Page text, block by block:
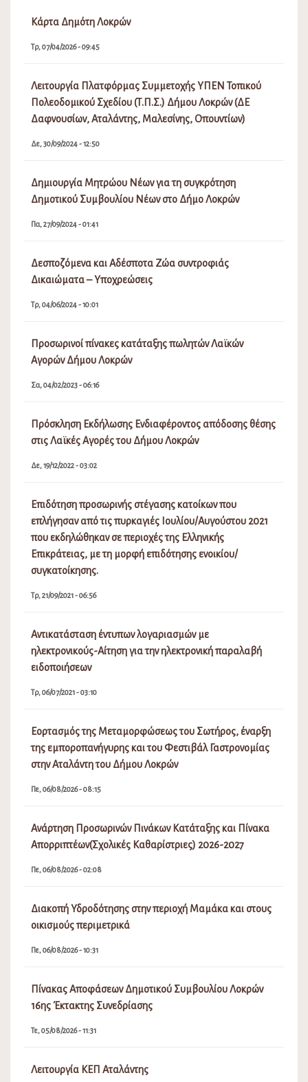
Κάρτα Δημότη Λοκρών
Τρ, 07/04/2026 - 09:45
Λειτουργία Πλατφόρμας Συμμετοχής ΥΠΕΝ Τοπικού
Πολεοδομικού Σχεδίου (Τ.Π.Σ.) Δήμου Λοκρών (ΔΕ
Δαφνουσίων, Αταλάντης, Μαλεσίνης, Οπουντίων)
Δε, 30/09/2024 - 12:50
Δημιουργία Μητρώου Νέων για τη συγκρότηση
Δημοτικού Συμβουλίου Νέων στο Δήμο Λοκρών
Πα, 27/09/2024 - 01:41
Δεσποζόμενα και Αδέσποτα Ζώα συντροφιάς
Δικαιώματα – Υποχρεώσεις
Τρ, 04/06/2024 - 10:01
Προσωρινοί πίνακες κατάταξης πωλητών Λαϊκών
Αγορών Δήμου Λοκρών
Σα, 04/02/2023 - 06:16
Πρόσκληση Εκδήλωσης Ενδιαφέροντος απόδοσης θέσης
στις Λαϊκές Αγορές του Δήμου Λοκρών
Δε, 19/12/2022 - 03:02
Επιδότηση προσωρινής στέγασης κατοίκων που
επλήγησαν από τις πυρκαγιές Ιουλίου/Αυγούστου 2021
που εκδηλώθηκαν σε περιοχές της Ελληνικής
Επικράτειας, με τη μορφή επιδότησης ενοικίου/
συγκατοίκησης.
Τρ, 21/09/2021 - 06:56
Αντικατάσταση έντυπων λογαριασμών με
ηλεκτρονικούς-Αίτηση για την ηλεκτρονική παραλαβή
ειδοποιήσεων
Τρ, 06/07/2021 - 03:10
Εορτασμός της Μεταμορφώσεως του Σωτήρος, έναρξη
της εμποροπανήγυρης και του Φεστιβάλ Γαστρονομίας
στην Αταλάντη του Δήμου Λοκρών
Πε, 06/08/2026 - 08:15
Ανάρτηση Προσωρινών Πινάκων Κατάταξης και Πίνακα
Απορριπτέων(Σχολικές Καθαρίστριες) 2026-2027
Πε, 06/08/2026 - 02:08
Διακοπή Υδροδότησης στην περιοχή Μαμάκα και στους
οικισμούς περιμετρικά
Πε, 06/08/2026 - 10:31
Πίνακας Αποφάσεων Δημοτικού Συμβουλίου Λοκρών
16ης Έκτακτης Συνεδρίασης
Τε, 05/08/2026 - 11:31
Λειτουργία ΚΕΠ Αταλάντης